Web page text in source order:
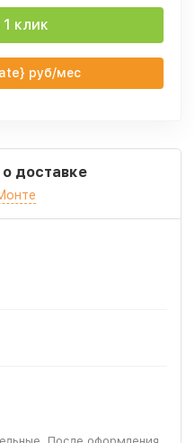
1 клик
руб/мес
доставке
После оформления